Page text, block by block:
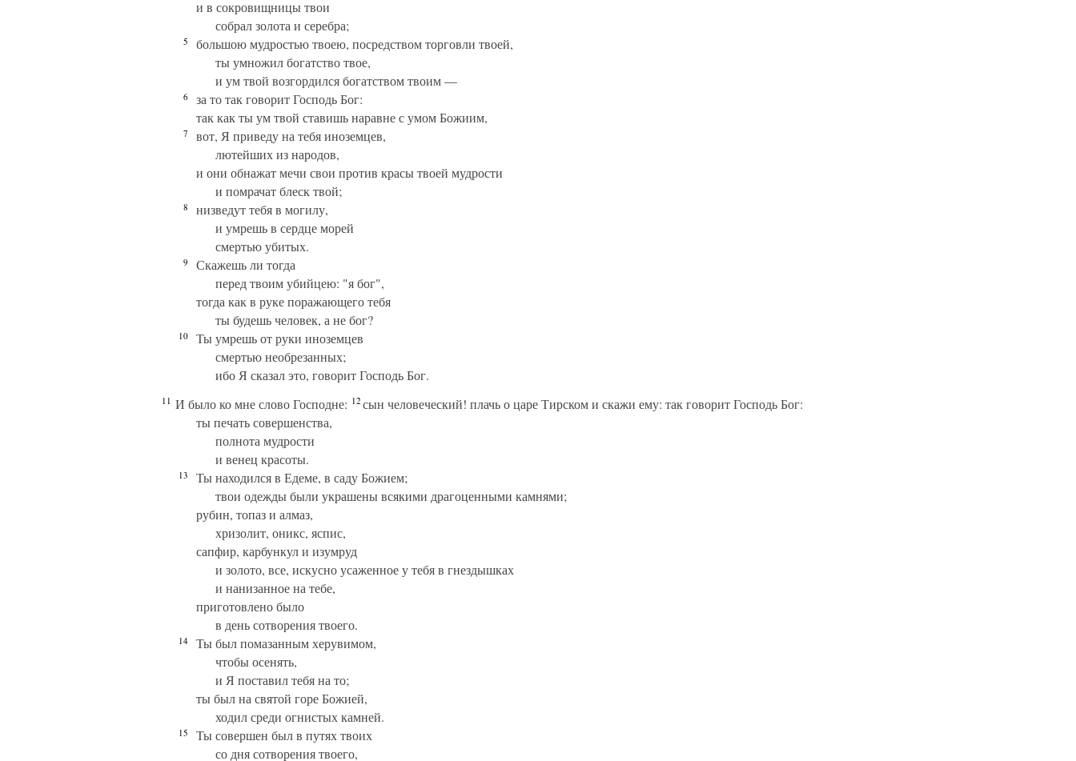
и в сокровищницы твои
собрал золота и серебра;
5
большою мудростью твоею, посредством торговли твоей,
ты умножил богатство твое,
и ум твой возгордился богатством твоим —
6
за то так говорит Господь Бог:
так как ты ум твой ставишь наравне с умом Божиим,
7
вот, Я приведу на тебя иноземцев,
лютейших из народов,
и они обнажат мечи свои против красы твоей мудрости
и помрачат блеск твой;
8
низведут тебя в могилу,
и умрешь в сердце морей
смертью убитых.
9
Скажешь ли тогда
перед твоим убийцею: "я бог",
тогда как в руке поражающего тебя
ты будешь человек, а не бог?
10
Ты умрешь от руки иноземцев
смертью необрезанных;
ибо Я сказал это, говорит Господь Бог.
11 И было ко мне слово Господне: 12сын человеческий! плачь о царе Тирском и скажи ему: так говорит Господь Бог:
ты печать совершенства,
полнота мудрости
и венец красоты.
13
Ты находился в Едеме, в саду Божием;
твои одежды были украшены всякими драгоценными камнями;
рубин, топаз и алмаз,
хризолит, оникс, яспис,
сапфир, карбункул и изумруд
и золото, все, искусно усаженное у тебя в гнездышках
и нанизанное на тебе,
приготовлено было
в день сотворения твоего.
14
Ты был помазанным херувимом,
чтобы осенять,
и Я поставил тебя на то;
ты был на святой горе Божией,
ходил среди огнистых камней.
15
Ты совершен был в путях твоих
со дня сотворения твоего,